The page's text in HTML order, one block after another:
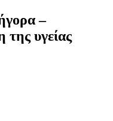
–
της υγείας